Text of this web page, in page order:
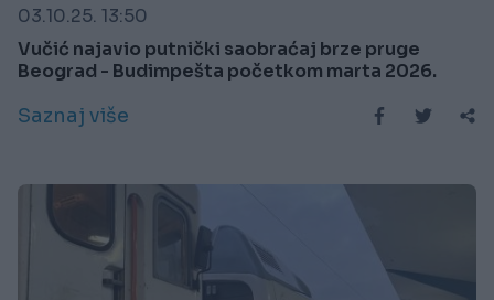
03.10.25. 13:50
Vučić najavio putnički saobraćaj brze pruge
Beograd - Budimpešta početkom marta 2026.
Saznaj više